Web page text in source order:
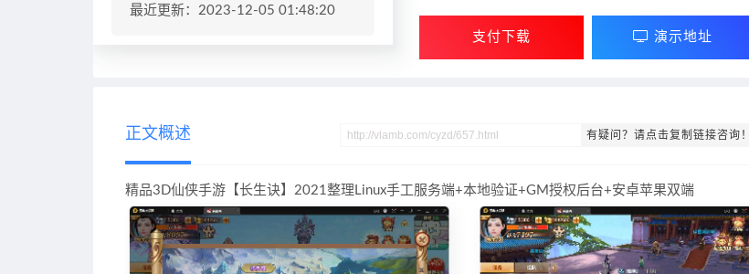
最近更新：2023-12-05 01:48:20
支付下载 演示地址
有疑问？请点击复制链接咨询！
正文概述
精品3D仙侠手游【长生诀】2021整理Linux手工服务端+本地验证+GM授权后台+安卓苹果双端